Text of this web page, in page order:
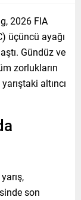
2026 FIA
üçüncü ayağı
Gündüz ve
zorlukların
altıncı
son